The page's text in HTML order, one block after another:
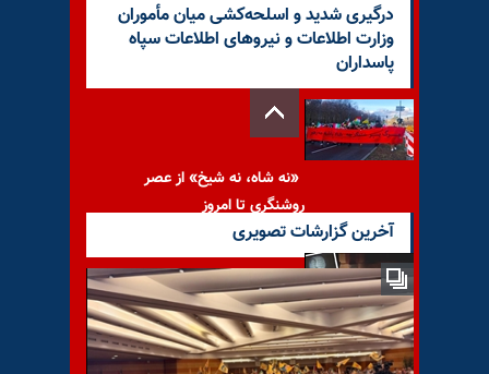
درگیری شدید و اسلحه‌کشی میان مأموران
وزارت اطلاعات و نیروهای اطلاعات سپاه
پاسداران
«نه شاه، نه شیخ» از عصر
روشنگری تا امروز
کانون‌های شورشی و انهدام
حوزه‌های جهل و جنایت
آخرین گزارشات تصویری